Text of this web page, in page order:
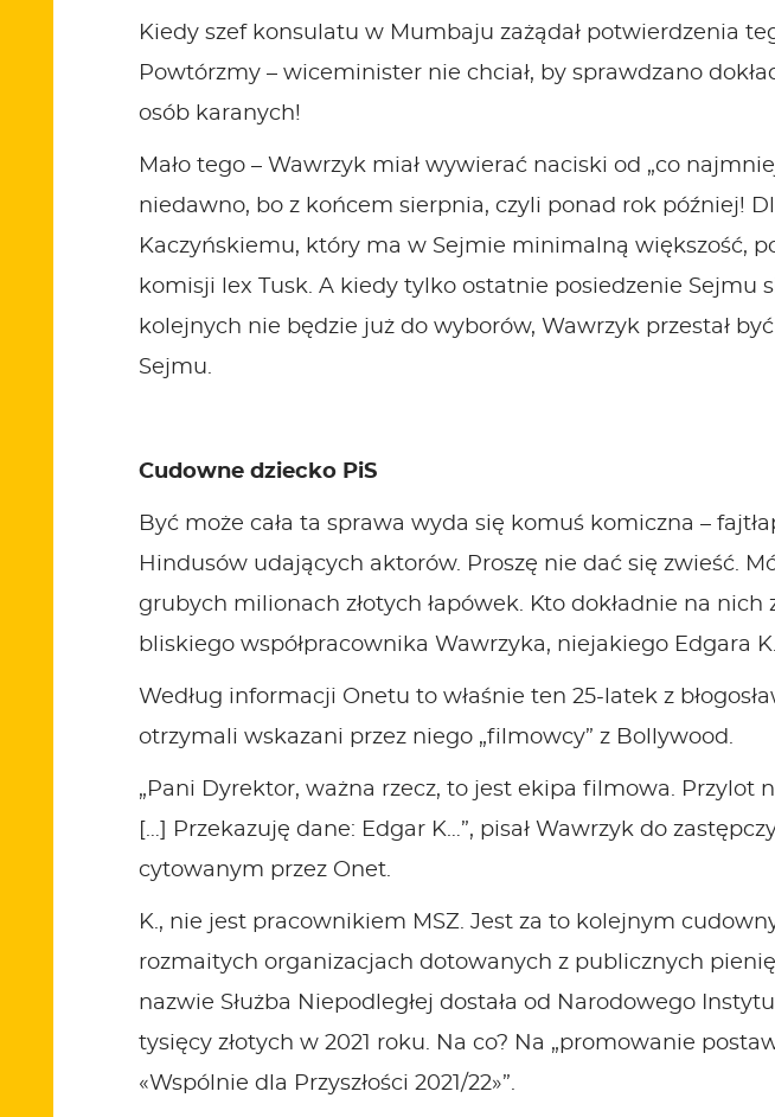
Kiedy szef konsulatu w Mumbaju zażądał potwierdzenia
Powtórzmy – wiceminister nie chciał, by sprawdzano
osób karanych!
Mało tego – Wawrzyk miał wywierać naciski od „co
niedawno, bo z końcem sierpnia, czyli ponad rok później!
Kaczyńskiemu, który ma w Sejmie minimalną większość,
komisji
lex Tusk. A kiedy tylko ostatnie posiedzenie Sejmu
kolejnych nie będzie już do wyborów, Wawrzyk przestał
Sejmu.
Cudowne dziecko PiS
Być może cała ta sprawa wyda się komuś komiczna –
Hindusów udających aktorów. Proszę nie dać się zwieść.
grubych milionach złotych łapówek. Kto dokładnie na
bliskiego współpracownika Wawrzyka, niejakiego Edgara
Według informacji Onetu to właśnie ten 25-latek z
otrzymali wskazani przez niego „filmowcy” z Bollywood.
„Pani Dyrektor, ważna rzecz, to jest ekipa filmowa.
[…] Przekazuję dane: Edgar K…”, pisał Wawrzyk do
cytowanym przez Onet.
K., nie jest pracownikiem MSZ. Jest za to kolejnym
rozmaitych organizacjach dotowanych z publicznych
nazwie Służba Niepodległej dostała od Narodowego
tysięcy złotych w 2021 roku. Na co? Na „promowanie
«Wspólnie dla Przyszłości 2021/22»”.